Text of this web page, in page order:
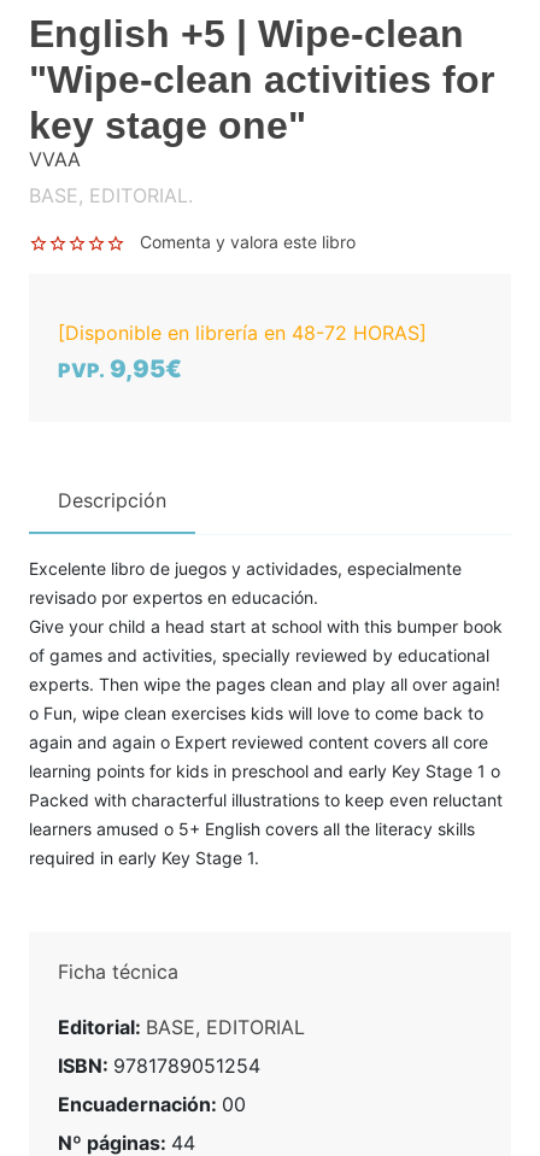
English +5 | Wipe-clean
"Wipe-clean activities for
key stage one"
VVAA
BASE, EDITORIAL.
Comenta y valora este libro
[Disponible en librería en 48-72 HORAS]
PVP. 9,95€
Descripción
Excelente libro de juegos y actividades, especialmente
revisado por expertos en educación.
Give your child a head start at school with this bumper book
of games and activities, specially reviewed by educational
experts. Then wipe the pages clean and play all over again!
o Fun, wipe clean exercises kids will love to come back to
again and again o Expert reviewed content covers all core
learning points for kids in preschool and early Key Stage 1 o
Packed with characterful illustrations to keep even reluctant
learners amused o 5+ English covers all the literacy skills
required in early Key Stage 1.
Ficha técnica
Editorial: BASE, EDITORIAL
ISBN: 9781789051254
Encuadernación: 00
Nº páginas: 44